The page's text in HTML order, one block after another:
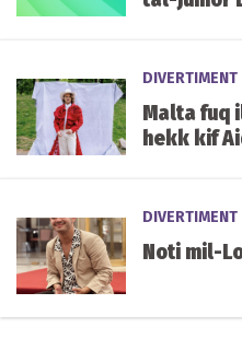
DIVERTIMENT
Malta fuq
hekk kif
DIVERTIMENT
Noti mil-